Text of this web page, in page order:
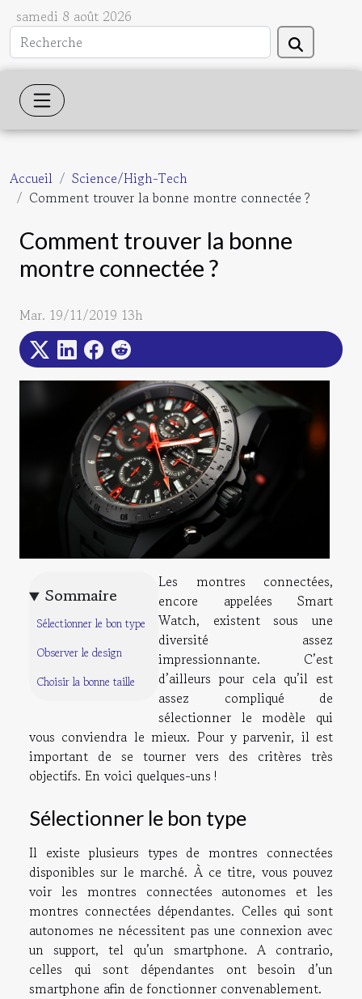
samedi 8 août 2026
Accueil
Science/High-Tech
Comment trouver la bonne montre connectée ?
Comment trouver la bonne
montre connectée ?
Mar. 19/11/2019 13h
Sommaire
Sélectionner le bon type
Observer le design
Choisir la bonne taille
Les montres connectées,
encore appelées Smart
Watch, existent sous une
diversité assez
impressionnante. C’est
d’ailleurs pour cela qu’il est
assez compliqué de
sélectionner le modèle qui
vous conviendra le mieux. Pour y parvenir, il est
important de se tourner vers des critères très
objectifs. En voici quelques-uns !
Sélectionner le bon type
Il existe plusieurs types de montres connectées
disponibles sur le marché. À ce titre, vous pouvez
voir les montres connectées autonomes et les
montres connectées dépendantes. Celles qui sont
autonomes ne nécessitent pas une connexion avec
un support, tel qu’un smartphone. A contrario,
celles qui sont dépendantes ont besoin d’un
smartphone afin de fonctionner convenablement.